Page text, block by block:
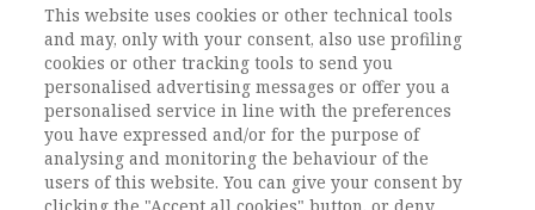
Keywords: Innovazione didattica, Modelli
comunicativi, Partecipazione, Engaement,
Dimensione emozionale
DOI:DOI: 10.1485/2281-2652-202118-2
Pagine29-52
This website uses cookies or other technical tools
and may, only with your consent, also use profiling
cookies or other tracking tools to send you
personalised advertising messages or offer you a
personalised service in line with the preferences
you have expressed and/or for the purpose of
analysing and monitoring the behaviour of the
users of this website. You can give your consent by